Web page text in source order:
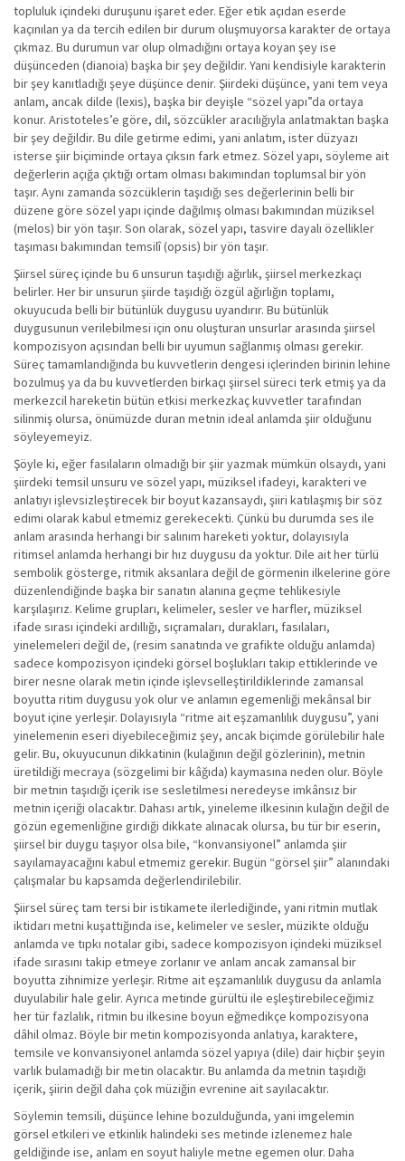
topluluk içindeki duruşunu işaret eder. Eğer etik açıdan eserde
kaçınılan ya da tercih edilen bir durum oluşmuyorsa karakter de ortaya
çıkmaz. Bu durumun var olup olmadığını ortaya koyan şey ise
düşünceden (dianoia) başka bir şey değildir. Yani kendisiyle karakterin
bir şey kanıtladığı şeye düşünce denir. Şiirdeki düşünce, yani tem veya
anlam, ancak dilde (lexis), başka bir deyişle “sözel yapı”da ortaya
konur. Aristoteles’e göre, dil, sözcükler aracılığıyla anlatmaktan başka
bir şey değildir. Bu dile getirme edimi, yani anlatım, ister düzyazı
isterse şiir biçiminde ortaya çıksın fark etmez. Sözel yapı, söyleme ait
değerlerin açığa çıktığı ortam olması bakımından toplumsal bir yön
taşır. Aynı zamanda sözcüklerin taşıdığı ses değerlerinin belli bir
düzene göre sözel yapı içinde dağılmış olması bakımından müziksel
(melos) bir yön taşır. Son olarak, sözel yapı, tasvire dayalı özellikler
taşıması bakımından temsilî (opsis) bir yön taşır.
Şiirsel süreç içinde bu 6 unsurun taşıdığı ağırlık, şiirsel merkezkaçı
belirler. Her bir unsurun şiirde taşıdığı özgül ağırlığın toplamı,
okuyucuda belli bir bütünlük duygusu uyandırır. Bu bütünlük
duygusunun verilebilmesi için onu oluşturan unsurlar arasında şiirsel
kompozisyon açısından belli bir uyumun sağlanmış olması gerekir.
Süreç tamamlandığında bu kuvvetlerin dengesi içlerinden birinin lehine
bozulmuş ya da bu kuvvetlerden birkaçı şiirsel süreci terk etmiş ya da
merkezcil hareketin bütün etkisi merkezkaç kuvvetler tarafından
silinmiş olursa, önümüzde duran metnin ideal anlamda şiir olduğunu
söyleyemeyiz.
Şöyle ki, eğer fasılaların olmadığı bir şiir yazmak mümkün olsaydı, yani
şiirdeki temsil unsuru ve sözel yapı, müziksel ifadeyi, karakteri ve
anlatıyı işlevsizleştirecek bir boyut kazansaydı, şiiri katılaşmış bir söz
edimi olarak kabul etmemiz gerekecekti. Çünkü bu durumda ses ile
anlam arasında herhangi bir salınım hareketi yoktur, dolayısıyla
ritimsel anlamda herhangi bir hız duygusu da yoktur. Dile ait her türlü
sembolik gösterge, ritmik aksanlara değil de görmenin ilkelerine göre
düzenlendiğinde başka bir sanatın alanına geçme tehlikesiyle
karşılaşırız. Kelime grupları, kelimeler, sesler ve harfler, müziksel
ifade sırası içindeki ardıllığı, sıçramaları, durakları, fasılaları,
yinelemeleri değil de, (resim sanatında ve grafikte olduğu anlamda)
sadece kompozisyon içindeki görsel boşlukları takip ettiklerinde ve
birer nesne olarak metin içinde işlevselleştirildiklerinde zamansal
boyutta ritim duygusu yok olur ve anlamın egemenliği mekânsal bir
boyut içine yerleşir. Dolayısıyla “ritme ait eşzamanlılık duygusu”, yani
yinelemenin eseri diyebileceğimiz şey, ancak biçimde görülebilir hale
gelir. Bu, okuyucunun dikkatinin (kulağının değil gözlerinin), metnin
üretildiği mecraya (sözgelimi bir kâğıda) kaymasına neden olur. Böyle
bir metnin taşıdığı içerik ise sesletilmesi neredeyse imkânsız bir
metnin içeriği olacaktır. Dahası artık, yineleme ilkesinin kulağın değil de
gözün egemenliğine girdiği dikkate alınacak olursa, bu tür bir eserin,
şiirsel bir duygu taşıyor olsa bile, “konvansiyonel” anlamda şiir
sayılamayacağını kabul etmemiz gerekir. Bugün “görsel şiir” alanındaki
çalışmalar bu kapsamda değerlendirilebilir.
Şiirsel süreç tam tersi bir istikamete ilerlediğinde, yani ritmin mutlak
iktidarı metni kuşattığında ise, kelimeler ve sesler, müzikte olduğu
anlamda ve tıpkı notalar gibi, sadece kompozisyon içindeki müziksel
ifade sırasını takip etmeye zorlanır ve anlam ancak zamansal bir
boyutta zihnimize yerleşir. Ritme ait eşzamanlılık duygusu da anlamla
duyulabilir hale gelir. Ayrıca metinde gürültü ile eşleştirebileceğimiz
her tür fazlalık, ritmin bu ilkesine boyun eğmedikçe kompozisyona
dâhil olmaz. Böyle bir metin kompozisyonda anlatıya, karaktere,
temsile ve konvansiyonel anlamda sözel yapıya (dile) dair hiçbir şeyin
varlık bulamadığı bir metin olacaktır. Bu anlamda da metnin taşıdığı
içerik, şiirin değil daha çok müziğin evrenine ait sayılacaktır.
Söylemin temsili, düşünce lehine bozulduğunda, yani imgelemin
görsel etkileri ve etkinlik halindeki ses metinde izlenemez hale
geldiğinde ise, anlam en soyut haliyle metne egemen olur. Daha